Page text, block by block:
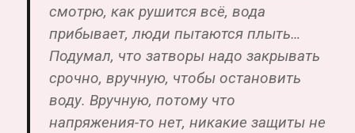
смотрю, как рушится всё, вода
прибывает, люди пытаются плыть…
Подумал, что затворы надо закрывать
срочно, вручную, чтобы остановить
воду. Вручную, потому что
напряжения-то нет, никакие защиты не